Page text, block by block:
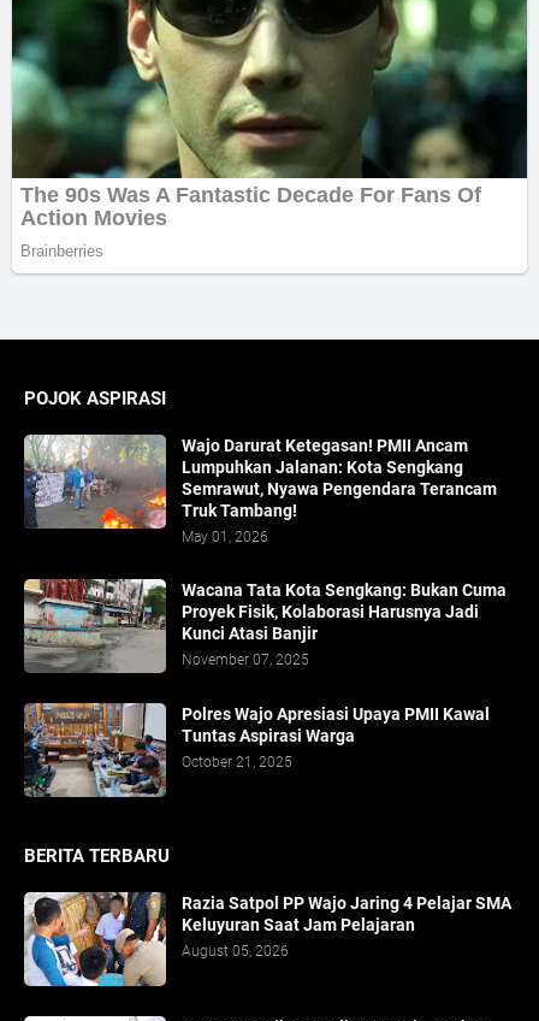
POJOK ASPIRASI
Wajo Darurat Ketegasan! PMII Ancam
Lumpuhkan Jalanan: Kota Sengkang
Semrawut, Nyawa Pengendara Terancam
Truk Tambang!
May 01, 2026
​Wacana Tata Kota Sengkang: Bukan Cuma
Proyek Fisik, Kolaborasi Harusnya Jadi
Kunci Atasi Banjir
November 07, 2025
Polres Wajo Apresiasi Upaya PMII Kawal
Tuntas Aspirasi Warga
October 21, 2025
BERITA TERBARU
Razia Satpol PP Wajo Jaring 4 Pelajar SMA
Keluyuran Saat Jam Pelajaran
August 05, 2026